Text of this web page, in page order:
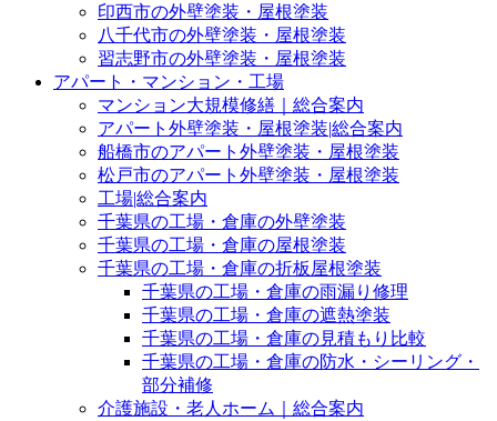
印西市の外壁塗装・屋根塗装
八千代市の外壁塗装・屋根塗装
習志野市の外壁塗装・屋根塗装
アパート・マンション・工場
マンション大規模修繕｜総合案内
アパート外壁塗装・屋根塗装|総合案内
船橋市のアパート外壁塗装・屋根塗装
松戸市のアパート外壁塗装・屋根塗装
工場|総合案内
千葉県の工場・倉庫の外壁塗装
千葉県の工場・倉庫の屋根塗装
千葉県の工場・倉庫の折板屋根塗装
千葉県の工場・倉庫の雨漏り修理
千葉県の工場・倉庫の遮熱塗装
千葉県の工場・倉庫の見積もり比較
千葉県の工場・倉庫の防水・シーリング・
部分補修
介護施設・老人ホーム｜総合案内